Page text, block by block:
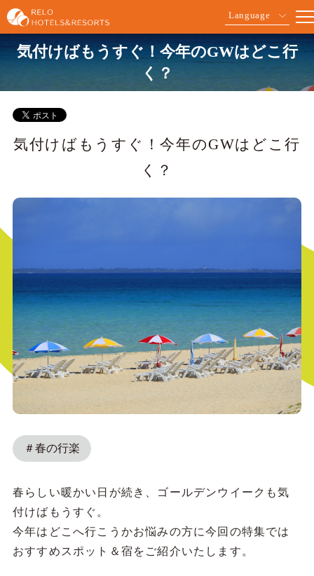
Language
気付けばもうすぐ！今年のGWはどこ行
く？
気付けばもうすぐ！今年のGWはどこ行
く？
＃春の行楽
春らしい暖かい日が続き、ゴールデンウイークも気
付けばもうすぐ。
今年はどこへ行こうかお悩みの方に今回の特集では
おすすめスポット＆宿をご紹介いたします。